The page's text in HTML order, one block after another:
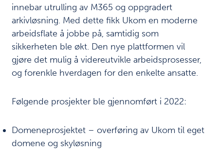
s
j
e
t
e
r
k
u
e
innebar utrulling av M365 og oppgradert
arkivløsning. Med dette fikk Ukom en moderne
arbeidsflate å jobbe på, samtidig som
sikkerheten ble økt. Den nye plattformen vil
gjøre det mulig å videreutvikle arbeidsprosesser,
og forenkle hverdagen for den enkelte ansatte.
Følgende prosjekter ble gjennomført i 2022:
Domeneprosjektet – overføring av Ukom til eget
domene og skyløsning